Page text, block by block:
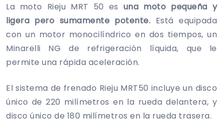
La moto Rieju MRT 50 es una moto pequeña y
ligera pero sumamente potente. Está equipada
con un motor monocilíndrico en dos tiempos, un
Minarelli NG de refrigeración líquida, que le
permite una rápida aceleración.
El sistema de frenado Rieju MRT50 incluye un disco
único de 220 milímetros en la rueda delantera, y
disco único de 180 milímetros en la rueda trasera.